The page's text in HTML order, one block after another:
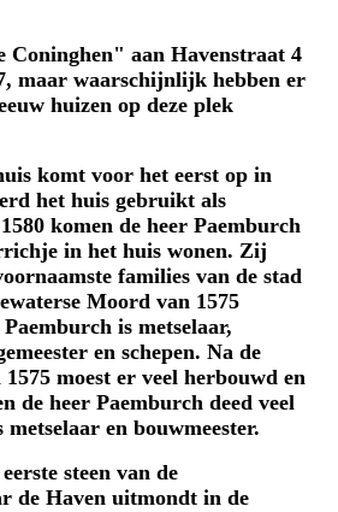
Coninghen" aan Havenstraat 4
maar waarschijnlijk hebben er
huizen op deze plek
komt voor het eerst op in
het huis gebruikt als
komen de heer Paemburch
in het huis wonen. Zij
families van de stad
Moord van 1575
is metselaar,
en schepen. Na de
moest er veel herbouwd en
de heer Paemburch deed veel
en bouwmeester.
steen van de
de Haven uitmondt in de